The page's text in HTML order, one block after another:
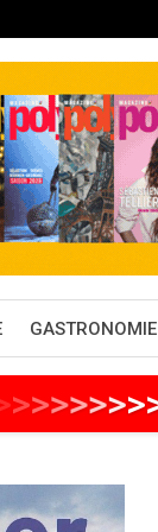
GASTRONOMIE
>>>>>>>